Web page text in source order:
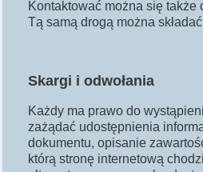
Kontaktować można się także
Tą samą drogą można
Skargi i odwołania
Każdy ma prawo do
zażądać udostępnienia
dokumentu, opisanie
którą stronę internetową